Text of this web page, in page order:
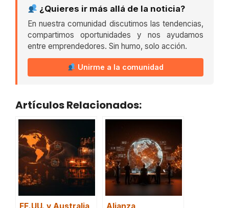
¿Quieres ir más allá de la noticia?
En nuestra comunidad discutimos las tendencias,
compartimos oportunidades y nos ayudamos
entre emprendedores. Sin humo, solo acción.
Unirme a la comunidad
Artículos Relacionados: